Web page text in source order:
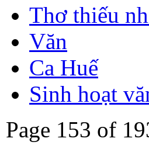
Thơ thiếu
Văn
Ca Huế
Sinh hoạt
Page 153 of